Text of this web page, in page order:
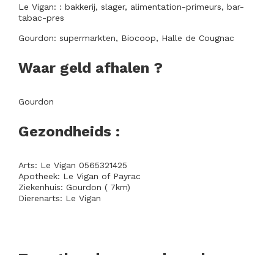
Le Vigan: : bakkerij, slager, alimentation-primeurs, bar-
tabac-pres
Gourdon: supermarkten, Biocoop, Halle de Cougnac
Waar geld afhalen ?
Gourdon
Gezondheids :
Arts: Le Vigan 0565321425
Apotheek: Le Vigan of Payrac
Ziekenhuis: Gourdon ( 7km)
Dierenarts: Le Vigan